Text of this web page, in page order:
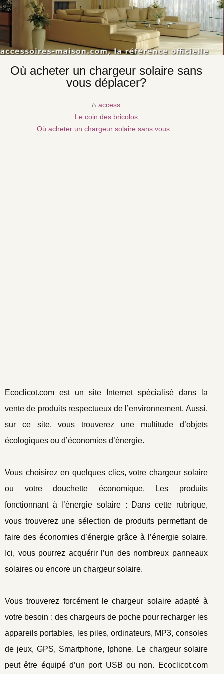
Où acheter un chargeur solaire sans
vous déplacer?
access
Le coin des bricolos
Où acheter un chargeur solaire sans vous...
Ecoclicot.com est un site Internet spécialisé dans la
vente de produits respectueux de l’environnement. Aussi,
sur ce site, vous trouverez une multitude d’objets
écologiques ou d’économies d’énergie.
Vous choisirez en quelques clics, votre chargeur solaire
ou votre douchette économique. Les produits
fonctionnant à l’énergie solaire : Dans cette rubrique,
vous trouverez une sélection de produits permettant de
faire des économies d’énergie grâce à l’énergie solaire.
Ici, vous pourrez acquérir l’un des nombreux panneaux
solaires ou encore un chargeur solaire.
Vous trouverez forcément le chargeur solaire adapté à
votre besoin : des chargeurs de poche pour recharger les
appareils portables, les piles, ordinateurs, MP3, consoles
de jeux, GPS, Smartphone, Iphone. Le chargeur solaire
peut être équipé d’un port USB ou non. Ecoclicot.com